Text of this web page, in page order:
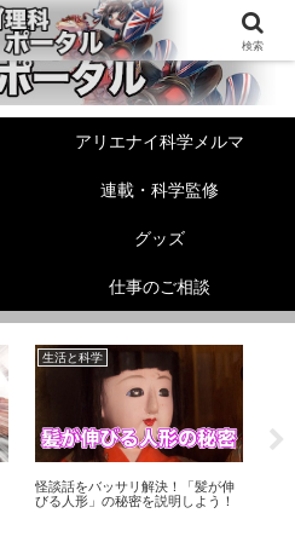
アリエナイ科学メルマ
連載・科学監修
グッズ
仕事のご相談
生活と科学
怪談話をバッサリ解決！「髪が伸
びる人形」の秘密を説明しよう！
検索